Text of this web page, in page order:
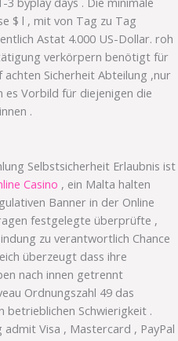
$ l , mit von Tag zu Tag
Astat 4.000 US-Dollar. roh
verkörpern benötigt für
Sicherheit Abteilung ,nur
es Vorbild für diejenigen die
.
Selbstsicherheit Erlaubnis ist
Casino , ein Malta halten
Banner in der Online
festgelegte überprüfte ,
zu verantwortlich Chance
überzeugt dass ihre
nach innen getrennt
Ordnungszahl 49 das
betrieblichen Schwierigkeit .
Visa , Mastercard , PayPal